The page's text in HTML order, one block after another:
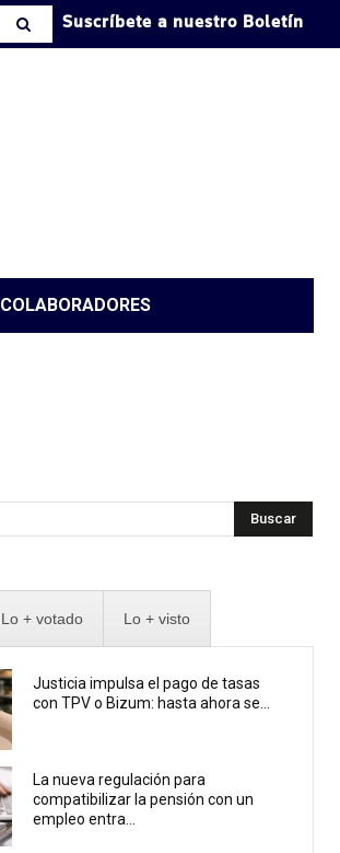
Suscríbete a nuestro Boletín
COLABORADORES
Buscar
Lo + votado Lo + visto
Justicia impulsa el pago de tasas
con TPV o Bizum: hasta ahora se...
La nueva regulación para
compatibilizar la pensión con un
empleo entra...